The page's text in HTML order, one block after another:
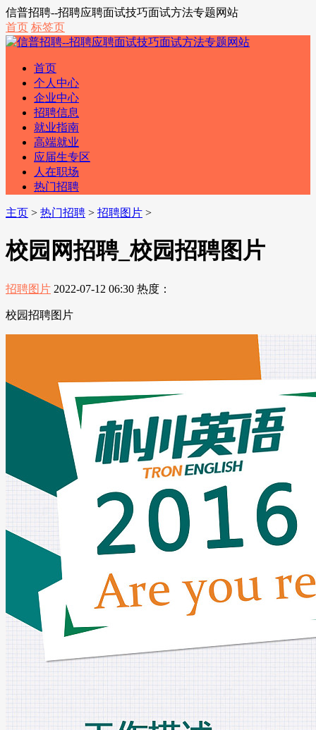
信普招聘--招聘应聘面试技巧面试方法专题网站
首页 标签页
首页
个人中心
企业中心
招聘信息
就业指南
高端就业
应届生专区
人在职场
热门招聘
主页 > 热门招聘 > 招聘图片 >
校园网招聘_校园招聘图片
招聘图片 2022-07-12 06:30 热度：
校园招聘图片